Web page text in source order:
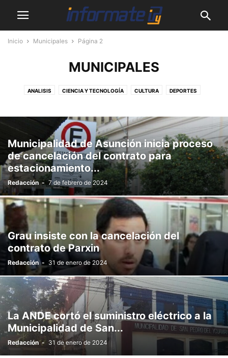
Inicio Municipales Página 2
MUNICIPALES
ANALISIS CIENCIA Y TECNOLOGÍA CULTURA DEPORTES
MUNICIPALES NACIONALES PODCASTS SALUD SHOW
SIN CATEGORÍA VIDEOS
Municipalidad de Asunción inicia proceso
de cancelación del contrato para
estacionamiento...
Redacción - 7 de febrero de 2024
Grau insiste con la cancelación del
contrato de Parxin
Redacción - 31 de enero de 2024
La ANDE cortó el suministro eléctrico a la
Municipalidad de San...
Redacción - 31 de enero de 2024